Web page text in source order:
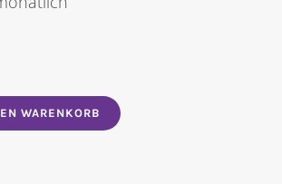
WARENKORB